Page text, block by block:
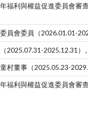
福利與權益促進委員會審
員會委員（2026.01.01-
2025.07.31-2025.12.31）。
村董事（2025.05.23-
福利與權益促進委員會審